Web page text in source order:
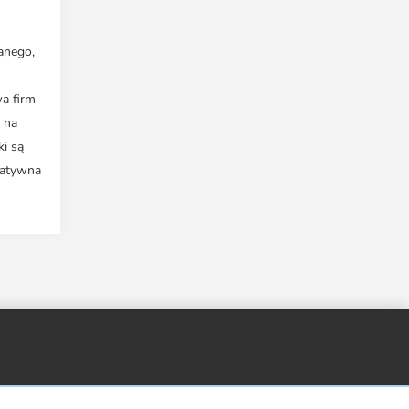
firm
na
są